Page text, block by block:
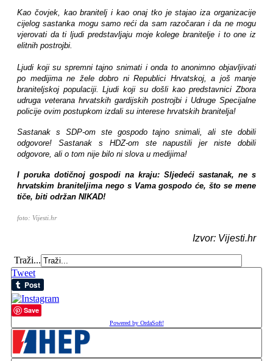
Kao čovjek, kao branitelj i kao onaj tko je stajao iza organizacije
cijelog sastanka mogu samo reći da sam razočaran i da ne mogu
vjerovati da ti ljudi predstavljaju moje kolege branitelje i to one iz
elitnih postrojbi.
Ljudi koji su spremni tajno snimati i onda to anonimno objavljivati
po medijima ne žele dobro ni Republici Hrvatskoj, a još manje
braniteljskoj populaciji. Ljudi koji su došli kao predstavnici Zbora
udruga veterana hrvatskih gardijskih postrojbi i Udruge Specijalne
policije ovim postupkom izdali su interese hrvatskih branitelja!
Sastanak s SDP-om ste gospodo tajno snimali, ali ste dobili
odgovore! Sastanak s HDZ-om ste napustili jer niste dobili
odgovore, ali o tom nije bilo ni slova u medijima!
I poruka dotičnoj gospodi na kraju: Sljedeći sastanak, ne s
hrvatskim braniteljima nego s Vama gospodo će, što se mene
tiče, biti održan NIKAD!
foto: Vijesti.hr
Izvor: Vijesti.hr
Traži...
Tweet
Save
Powered by OrdaSoft!